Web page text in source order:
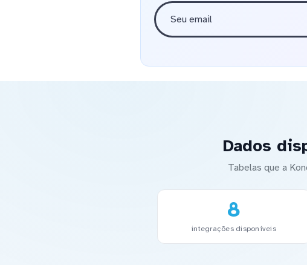
Dados
Tabelas que a
8
integrações disponíveis